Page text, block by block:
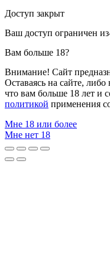
Доступ закрыт
Ваш доступ ограничен
Вам больше 18?
Внимание! Сайт
Оставаясь на сайте,
что вам больше 18 лет и
политикой применения
Мне 18 или более
Мне нет 18